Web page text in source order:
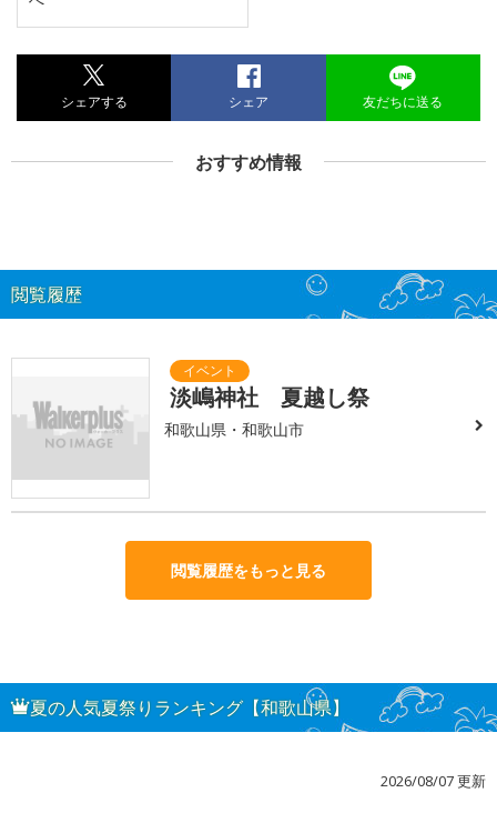
シェアする シェア 友だちに送る
おすすめ情報
閲覧履歴
淡嶋神社 夏越し祭
和歌山県・和歌山市
閲覧履歴をもっと見る
夏の人気夏祭りランキング【和歌山県】
2026/08/07 更新